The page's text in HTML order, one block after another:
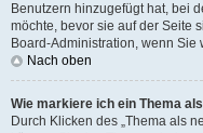
Benutzern hinzugefügt hat, bei
möchte, bevor sie auf der Seite
Board-Administration, wenn
Nach oben
Wie markiere ich ein Thema
Durch Klicken des „Thema als